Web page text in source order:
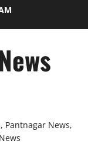
Pantnagar News,